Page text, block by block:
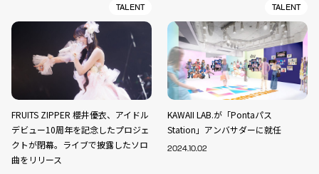
TALENT
FRUITS ZIPPER 櫻井優衣、アイドル
デビュー10周年を記念したプロジェ
クトが閉幕。ライブで披露したソロ
曲をリリース
TALENT
KAWAII LAB.が「Pontaパス
Station」アンバサダーに就任
2024.10.02